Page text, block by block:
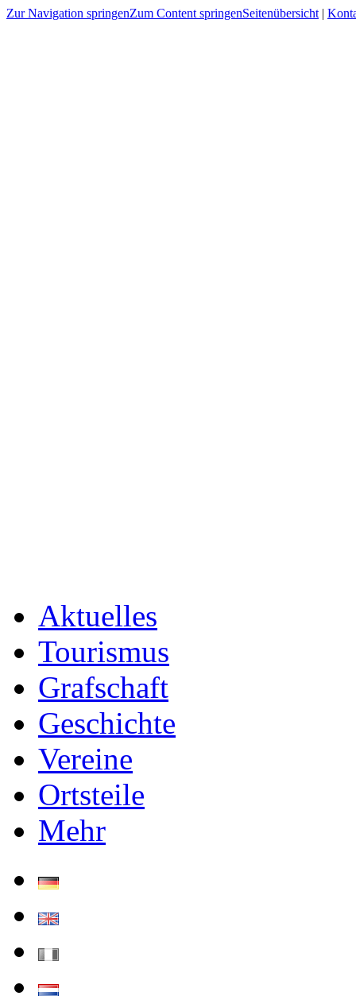
Zur Navigation springenZum Content springenSeitenübersicht |
Aktuelles
Tourismus
Grafschaft
Geschichte
Vereine
Ortsteile
Mehr